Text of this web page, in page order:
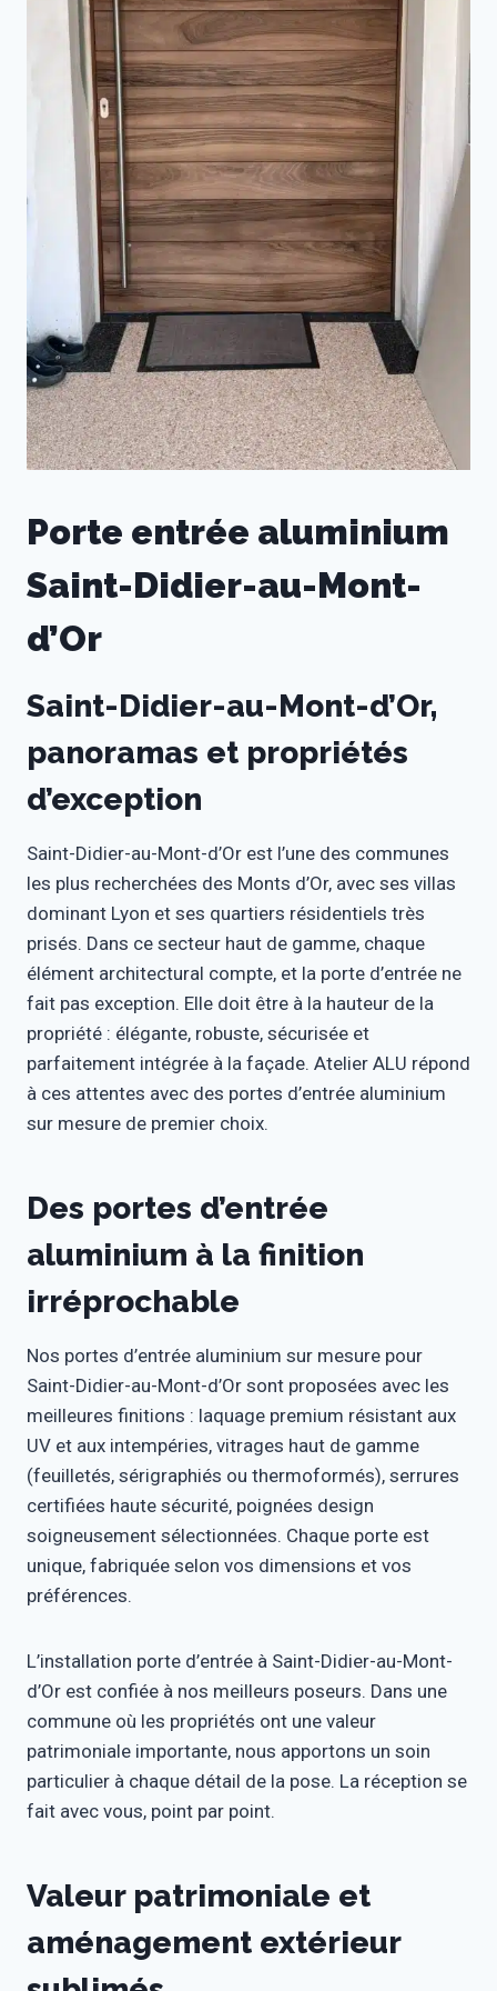
Porte entrée aluminium
Saint-Didier-au-Mont-
d’Or
Saint-Didier-au-Mont-d’Or,
panoramas et propriétés
d’exception
Saint-Didier-au-Mont-d’Or est l’une des communes
les plus recherchées des Monts d’Or, avec ses villas
dominant Lyon et ses quartiers résidentiels très
prisés. Dans ce secteur haut de gamme, chaque
élément architectural compte, et la porte d’entrée ne
fait pas exception. Elle doit être à la hauteur de la
propriété : élégante, robuste, sécurisée et
parfaitement intégrée à la façade. Atelier ALU répond
à ces attentes avec des portes d’entrée aluminium
sur mesure de premier choix.
Des portes d’entrée
aluminium à la finition
irréprochable
Nos portes d’entrée aluminium sur mesure pour
Saint-Didier-au-Mont-d’Or sont proposées avec les
meilleures finitions : laquage premium résistant aux
UV et aux intempéries, vitrages haut de gamme
(feuilletés, sérigraphiés ou thermoformés), serrures
certifiées haute sécurité, poignées design
soigneusement sélectionnées. Chaque porte est
unique, fabriquée selon vos dimensions et vos
préférences.
L’installation porte d’entrée à Saint-Didier-au-Mont-
d’Or est confiée à nos meilleurs poseurs. Dans une
commune où les propriétés ont une valeur
patrimoniale importante, nous apportons un soin
particulier à chaque détail de la pose. La réception se
fait avec vous, point par point.
Valeur patrimoniale et
aménagement extérieur